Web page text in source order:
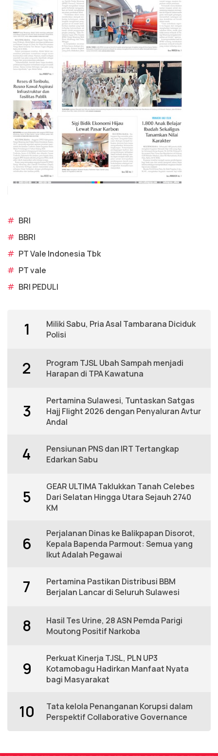
# BRI
# BBRI
# PT Vale Indonesia Tbk
# PT vale
# BRI PEDULI
1
Miliki Sabu, Pria Asal Tambarana Diciduk
Polisi
2
Program TJSL Ubah Sampah menjadi
Harapan di TPA Kawatuna
3
Pertamina Sulawesi, Tuntaskan Satgas
Hajj Flight 2026 dengan Penyaluran Avtur
Andal
4
Pensiunan PNS dan IRT Tertangkap
Edarkan Sabu
5
GEAR ULTIMA Taklukkan Tanah Celebes
Dari Selatan Hingga Utara Sejauh 2740
KM
6
Perjalanan Dinas ke Balikpapan Disorot,
Kepala Bapenda Parmout: Semua yang
Ikut Adalah Pegawai
7
Pertamina Pastikan Distribusi BBM
Berjalan Lancar di Seluruh Sulawesi
8
Hasil Tes Urine, 28 ASN Pemda Parigi
Moutong Positif Narkoba
9
Perkuat Kinerja TJSL, PLN UP3
Kotamobagu Hadirkan Manfaat Nyata
bagi Masyarakat
10
Tata kelola Penanganan Korupsi dalam
Perspektif Collaborative Governance